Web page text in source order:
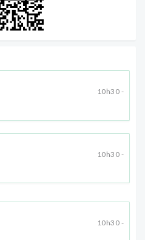
10h30 -
10h30 -
10h30 -